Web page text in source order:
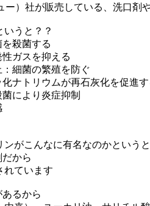
ー）社が販売している、洗口剤
いうと？？
を殺菌する
性ガスを抑える
：細菌の繁殖を防ぐ
化ナトリウムが再石灰化を促進す
により炎症抑制
ンがこんなに有名なのかという
だから
れています
あるから